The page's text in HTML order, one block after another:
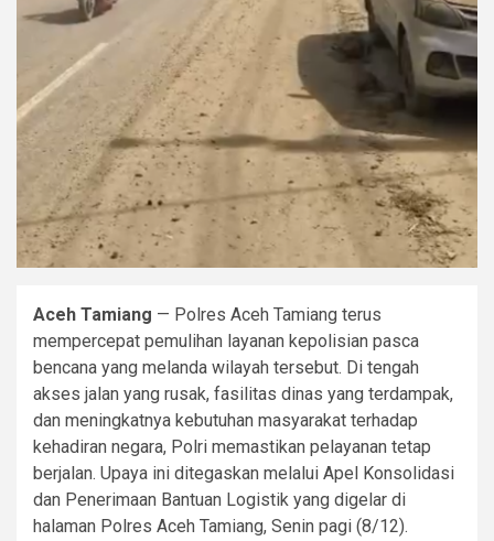
Aceh Tamiang — Polres Aceh Tamiang terus
mempercepat pemulihan layanan kepolisian pasca
bencana yang melanda wilayah tersebut. Di tengah
akses jalan yang rusak, fasilitas dinas yang terdampak,
dan meningkatnya kebutuhan masyarakat terhadap
kehadiran negara, Polri memastikan pelayanan tetap
berjalan. Upaya ini ditegaskan melalui Apel Konsolidasi
dan Penerimaan Bantuan Logistik yang digelar di
halaman Polres Aceh Tamiang, Senin pagi (8/12).